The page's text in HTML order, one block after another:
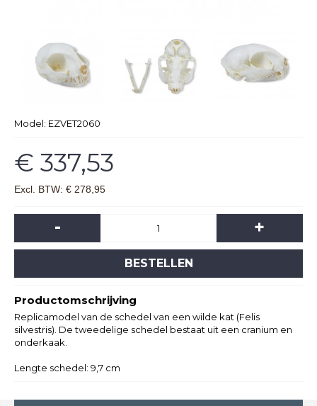
Model: EZVET2060
€ 337,53
Excl. BTW: € 278,95
- +
BESTELLEN
Productomschrijving
Replicamodel van de schedel van een wilde kat (Felis
silvestris). De tweedelige schedel bestaat uit een cranium en
onderkaak.
Lengte schedel: 9,7 cm